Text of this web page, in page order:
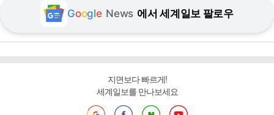
Google News 에서 세계일보 팔로우
지면보다 빠르게!
세계일보를 만나보세요